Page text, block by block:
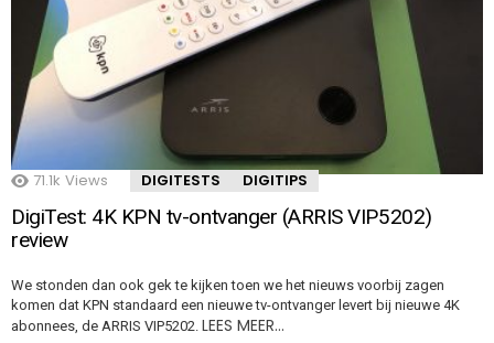
71.1k Views DIGITESTS DIGITIPS
DigiTest: 4K KPN tv-ontvanger (ARRIS VIP5202)
review
We stonden dan ook gek te kijken toen we het nieuws voorbij zagen
komen dat KPN standaard een nieuwe tv-ontvanger levert bij nieuwe 4K
abonnees, de ARRIS VIP5202. LEES MEER…